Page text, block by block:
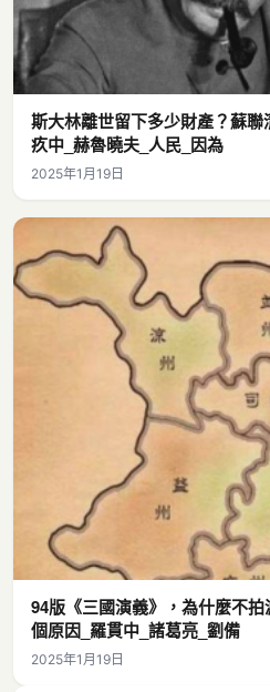
斯大林離世留下多少財產？蘇
疚中_赫魯曉夫_人民_因為
2025年1月19日
94版《三國演義》，為什麼不
個原因_羅貫中_諸葛亮_劉備
2025年1月19日